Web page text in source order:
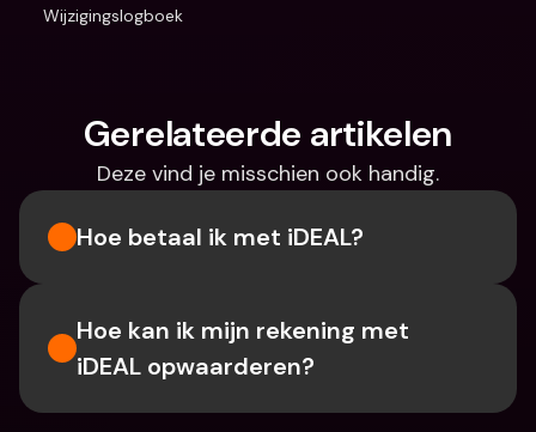
Wijzigingslogboek
Gerelateerde artikelen
Deze vind je misschien ook handig.
Hoe betaal ik met iDEAL?
Hoe kan ik mijn rekening met
iDEAL opwaarderen?